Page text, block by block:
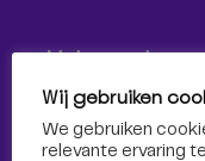
Volg ons!
Volg Omroep
media!
Wij gebruiken
We gebruiken
relevante ervaring